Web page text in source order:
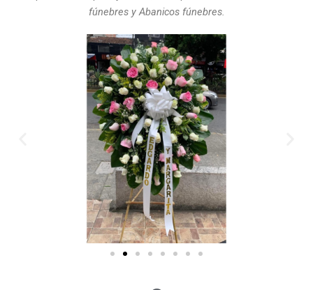
fúnebres y Abanicos fúnebres.